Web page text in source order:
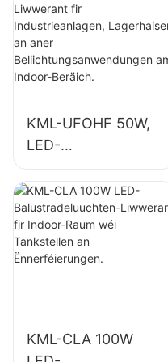
Lagerhaiser an
aner
Beliichtungsanwen
dungen am Indoor-
KML-UFOHF 50W,
LED-
Héichbuchtluuchte
n-Liwwerant fir
Industrieanlagen,
Lagerhaiser an
aner
KML-CLA 100W